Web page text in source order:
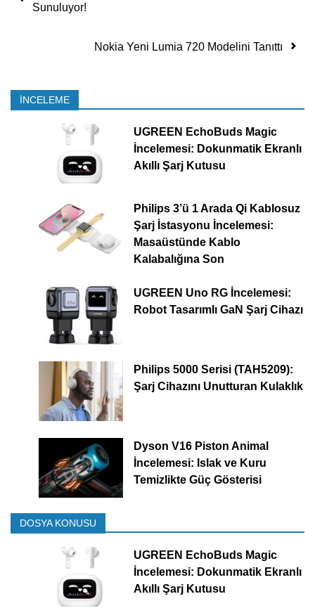
Sunuluyor!
Nokia Yeni Lumia 720 Modelini Tanıttı
İNCELEME
UGREEN EchoBuds Magic
İncelemesi: Dokunmatik Ekranlı
Akıllı Şarj Kutusu
Philips 3’ü 1 Arada Qi Kablosuz
Şarj İstasyonu İncelemesi:
Masaüstünde Kablo
Kalabalığına Son
UGREEN Uno RG İncelemesi:
Robot Tasarımlı GaN Şarj Cihazı
Philips 5000 Serisi (TAH5209):
Şarj Cihazını Unutturan Kulaklık
Dyson V16 Piston Animal
İncelemesi: Islak ve Kuru
Temizlikte Güç Gösterisi
DOSYA KONUSU
UGREEN EchoBuds Magic
İncelemesi: Dokunmatik Ekranlı
Akıllı Şarj Kutusu